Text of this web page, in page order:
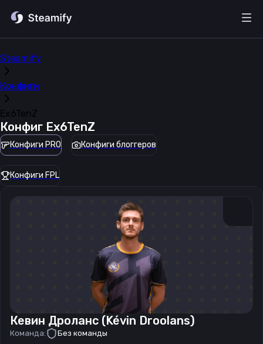
Steamify
Конфиги
Ex6TenZ
Конфиг Ex6TenZ
Конфиги PRO Конфиги блоггеров
Конфиги FPL
Кевин Дроланс (Kévin Droolans)
Команда: Без команды